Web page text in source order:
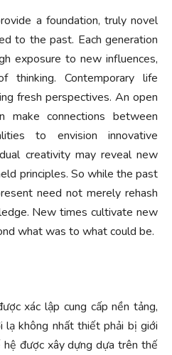
a foundation, truly novel
to the past. Each generation
exposure to new influences,
thinking. Contemporary life
fresh perspectives. An open
make connections between
to envision innovative
creativity may reveal new
principles. So while the past
need not merely rehash
New times cultivate new
what was to what could be.
xác lập cung cấp nền tảng,
không nhất thiết phải bị giới
được xây dựng dựa trên thế